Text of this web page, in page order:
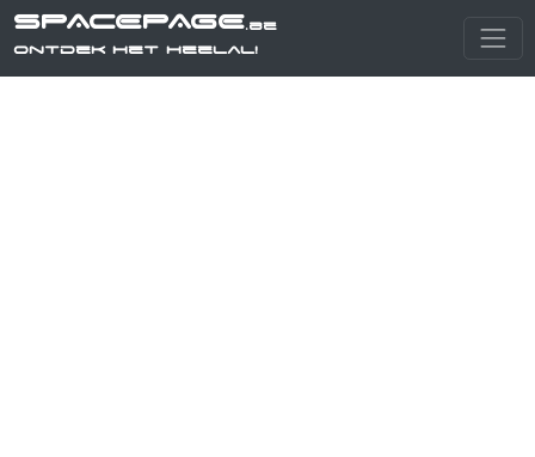
SPACEPAGE.be
Ontdek het heelal!